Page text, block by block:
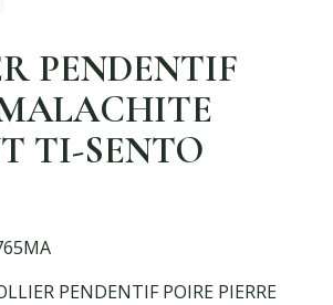
PENDENTIF
TI-SENTO
PENDENTIF POIRE PIERRE